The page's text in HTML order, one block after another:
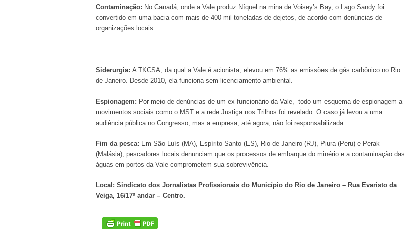
Contaminação: No Canadá, onde a Vale produz Níquel na mina de Voisey’s Bay, o Lago Sandy foi
convertido em uma bacia com mais de 400 mil toneladas de dejetos, de acordo com denúncias de
organizações locais.
Siderurgia: A TKCSA, da qual a Vale é acionista, elevou em 76% as emissões de gás carbônico no Rio
de Janeiro. Desde 2010, ela funciona sem licenciamento ambiental.
Espionagem: Por meio de denúncias de um ex-funcionário da Vale, todo um esquema de espionagem a
movimentos sociais como o MST e a rede Justiça nos Trilhos foi revelado. O caso já levou a uma
audiência pública no Congresso, mas a empresa, até agora, não foi responsabilizada.
Fim da pesca: Em São Luís (MA), Espírito Santo (ES), Rio de Janeiro (RJ), Piura (Peru) e Perak
(Malásia), pescadores locais denunciam que os processos de embarque do minério e a contaminação das
águas em portos da Vale comprometem sua sobrevivência.
Local: Sindicato dos Jornalistas Profissionais do Município do Rio de Janeiro – Rua Evaristo da
Veiga, 16/17º andar – Centro.